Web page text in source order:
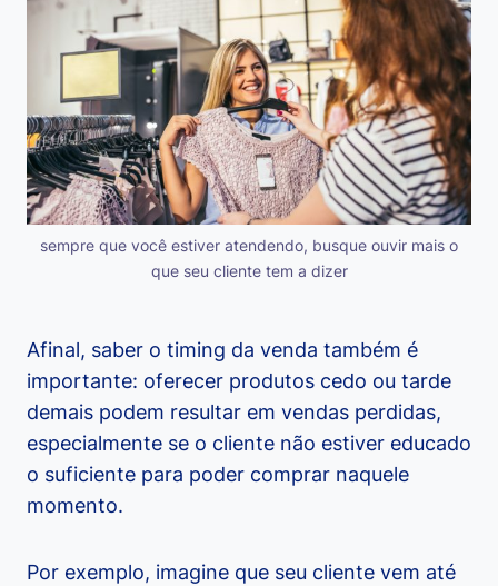
sempre que você estiver atendendo, busque ouvir mais o
que seu cliente tem a dizer
Afinal, saber o timing da venda também é
importante: oferecer produtos cedo ou tarde
demais podem resultar em vendas perdidas,
especialmente se o cliente não estiver educado
o suficiente para poder comprar naquele
momento.
Por exemplo, imagine que seu cliente vem até